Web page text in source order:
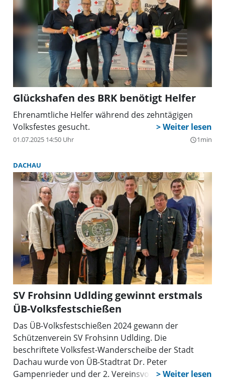
Glückshafen des BRK benötigt Helfer
Ehrenamtliche Helfer während des zehntägigen
Volksfestes gesucht.
01.07.2025 14:50 Uhr query_builder1min
DACHAU
SV Frohsinn Udlding gewinnt erstmals
ÜB-Volksfestschießen
Das ÜB-Volksfestschießen 2024 gewann der
Schützenverein SV Frohsinn Udlding. Die
beschriftete Volksfest-Wanderscheibe der Stadt
Dachau wurde von ÜB-Stadtrat Dr. Peter
Gampenrieder und der 2. Vereinsvorsitzenden